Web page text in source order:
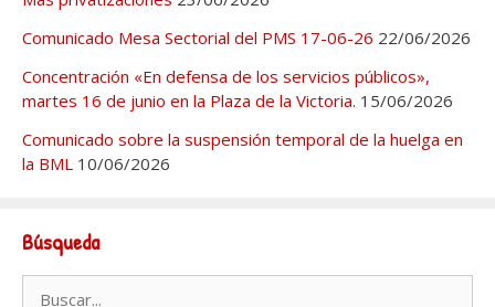
Comunicado Mesa Sectorial del PMS 17-06-26 22/06/2026
Concentración «En defensa de los servicios públicos»,
martes 16 de junio en la Plaza de la Victoria. 15/06/2026
Comunicado sobre la suspensión temporal de la huelga en
la BML 10/06/2026
Búsqueda